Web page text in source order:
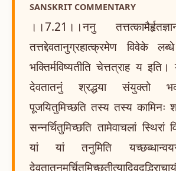
SANSKRIT COMMENTARY
।।7.21।।ननु
तत्तद्देवतानुग्रहात्क्रमेण विवेके
भक्तिर्मविष्यतीति चेत्तत्राह य
देवतातनुं श्रद्धया संयुक्तो
पूजयितुमिच्छति तस्य तस्य कामिनः
सन्नर्चितुमिच्छति तामेवाचलां स्थिरां
यां यां तनुमिति